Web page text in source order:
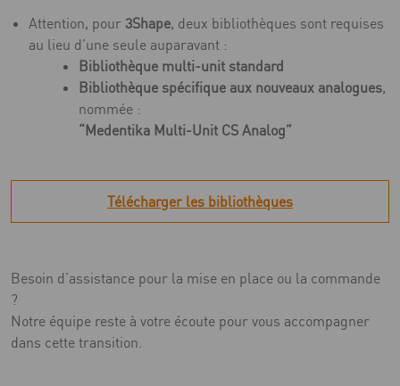
Attention, pour 3Shape, deux bibliothèques sont requises
au lieu d’une seule auparavant :
Bibliothèque multi-unit standard
Bibliothèque spécifique aux nouveaux analogues,
nommée :
“Medentika Multi-Unit CS Analog”
Télécharger les bibliothèques
Besoin d’assistance pour la mise en place ou la commande
?
Notre équipe reste à votre écoute pour vous accompagner
dans cette transition.